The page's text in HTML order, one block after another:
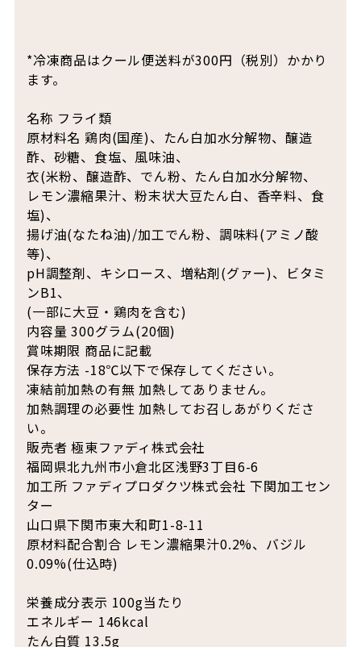
*冷凍商品はクール便送料が300円（税別）かかり
ます。
名称 フライ類
原材料名 鶏肉(国産)、たん白加水分解物、醸造
酢、砂糖、食塩、風味油、
衣(米粉、醸造酢、でん粉、たん白加水分解物、
レモン濃縮果汁、粉末状大豆たん白、香辛料、食
塩)、
揚げ油(なたね油)/加工でん粉、調味料(アミノ酸
等)、
pH調整剤、キシロース、増粘剤(グァー)、ビタミ
ンB1、
(一部に大豆・鶏肉を含む)
内容量 300グラム(20個)
賞味期限 商品に記載
保存方法 -18℃以下で保存してください。
凍結前加熱の有無 加熱してありません。
加熱調理の必要性 加熱してお召しあがりくださ
い。
販売者 極東ファディ株式会社
福岡県北九州市小倉北区浅野3丁目6-6
加工所 ファディプロダクツ株式会社 下関加工セン
ター
山口県下関市東大和町1-8-11
原材料配合割合 レモン濃縮果汁0.2%、バジル
0.09%(仕込時)
栄養成分表示 100g当たり
エネルギー 146kcal
たん白質 13.5g